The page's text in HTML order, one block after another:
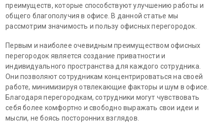
преимуществ, которые способствуют улучшению работы и
общего благополучия в офисе. В данной статье мы
рассмотрим значимость и пользу офисных перегородок.
Первым и наиболее очевидным преимуществом офисных
перегородок является создание приватности и
индивидуального пространства для каждого сотрудника.
Они позволяют сотрудникам концентрироваться на своей
работе, минимизируя отвлекающие факторы и шум в офисе.
Благодаря перегородкам, сотрудники могут чувствовать
себя более комфортно и свободно выражать свои идеи и
мысли, не боясь посторонних взглядов.